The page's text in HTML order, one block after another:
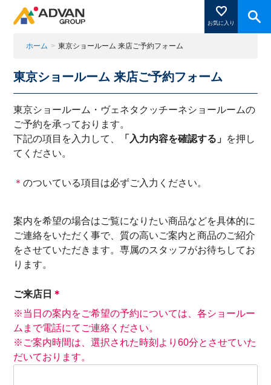
お気に入り
商品ページにある「お気に入り登録」を押すと登録した
商品がここに表示されます。
ホーム > 東京ショールーム 来店ご予約フォーム
東京ショールーム 来店ご予約フォーム
東京ショールーム・ヴェネタクッチーネショールームの
ご予約を承っております。
下記の項目を入力して、
「入力内容を確認する」 を押し
てください。
＊のついている項目は必ずご入力ください。
案内を希望の場合はご覧になりたい商品などを具体的に
ご連絡をいただく事で、質の高いご案内と商品のご紹介
をさせていただきます。専属のスタッフがお待ちしてお
ります。
ご来店日 ＊
※当日の案内をご希望の予約については、各ショールー
ムまで電話にてご連絡ください。
※ご案内時間は、選択された時刻より60分とさせていた
だいております。